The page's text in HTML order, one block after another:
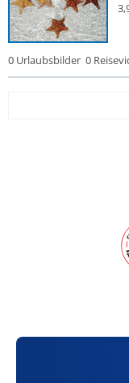
0 Urlaubsbilder 0